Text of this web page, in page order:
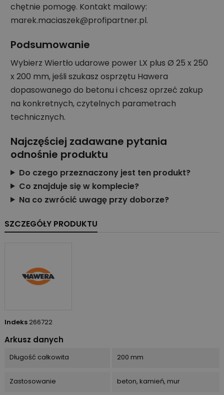
chętnie pomogę. Kontakt mailowy:
marek.maciaszek@profipartner.pl.
Podsumowanie
Wybierz Wiertło udarowe power LX plus Ø 25 x 250
x 200 mm, jeśli szukasz osprzętu Hawera
dopasowanego do betonu i chcesz oprzeć zakup
na konkretnych, czytelnych parametrach
technicznych.
Najczęściej zadawane pytania
odnośnie produktu
Do czego przeznaczony jest ten produkt?
Co znajduje się w komplecie?
Na co zwrócić uwagę przy doborze?
SZCZEGÓŁY PRODUKTU
Indeks 266722
Arkusz danych
Długość całkowita 200 mm
Zastosowanie beton, kamień, mur